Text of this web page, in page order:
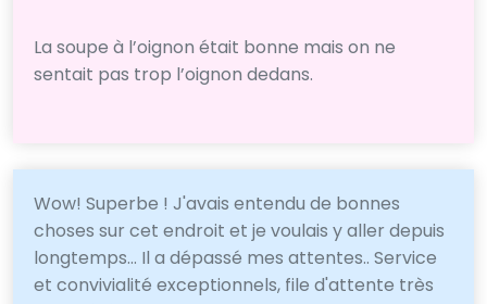
La soupe à l’oignon était bonne mais on ne
sentait pas trop l’oignon dedans.
Wow! Superbe ! J'avais entendu de bonnes
choses sur cet endroit et je voulais y aller depuis
longtemps... Il a dépassé mes attentes.. Service
et convivialité exceptionnels, file d'attente très